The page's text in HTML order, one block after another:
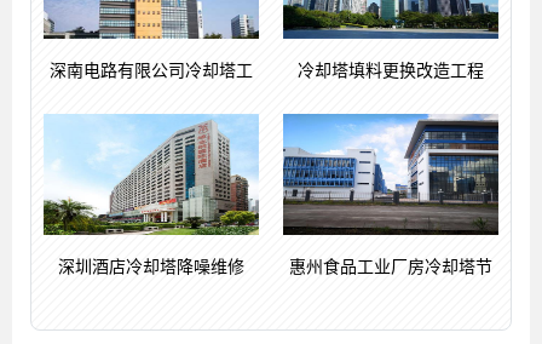
深南电路有限公司冷却塔工 冷却塔填料更换改造工程
深圳酒店冷却塔降噪维修 惠州食品工业厂房冷却塔节